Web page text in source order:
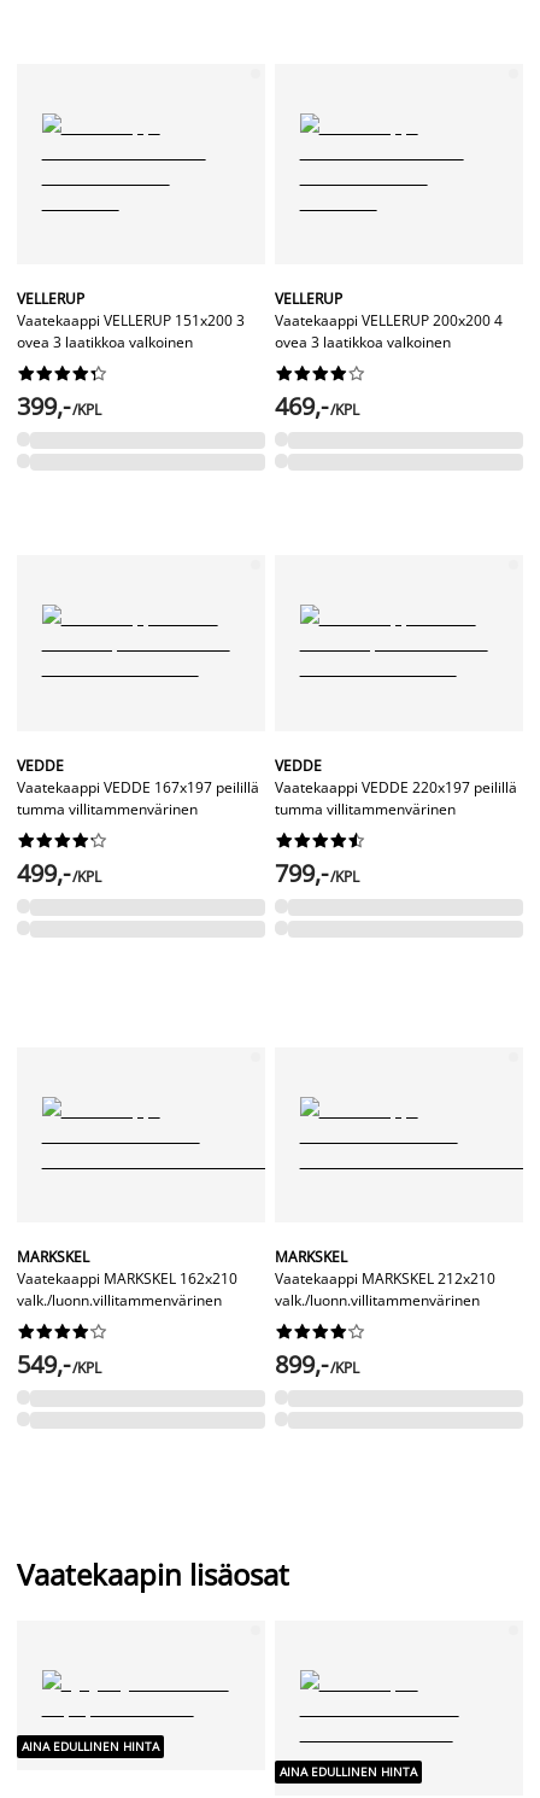
VELLERUP
Vaatekaappi VELLERUP 151x200 3
ovea 3 laatikkoa valkoinen






399,-/KPL
VELLERUP
Vaatekaappi VELLERUP 200x200 4
ovea 3 laatikkoa valkoinen






469,-/KPL
VEDDE
Vaatekaappi VEDDE 167x197 peilillä
tumma villitammenvärinen






499,-/KPL
VEDDE
Vaatekaappi VEDDE 220x197 peilillä
tumma villitammenvärinen






799,-/KPL
MARKSKEL
Vaatekaappi MARKSKEL 162x210
valk./luonn.villitammenvärinen






549,-/KPL
MARKSKEL
Vaatekaappi MARKSKEL 212x210
valk./luonn.villitammenvärinen






899,-/KPL
Vaatekaapin lisäosat
AINA EDULLINEN HINTA
AINA EDULLINEN HINTA